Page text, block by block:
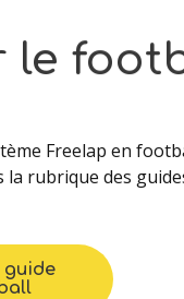
le
Freelap en
rubrique des
guide